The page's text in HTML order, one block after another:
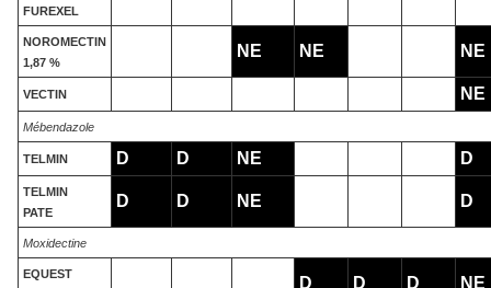
FUREXEL
NOROMECTIN
1,87 %
NE NE NE
VECTIN NE
Mébendazole
TELMIN D D NE D
TELMIN
PATE
D D NE D
Moxidectine
EQUEST D D D NE